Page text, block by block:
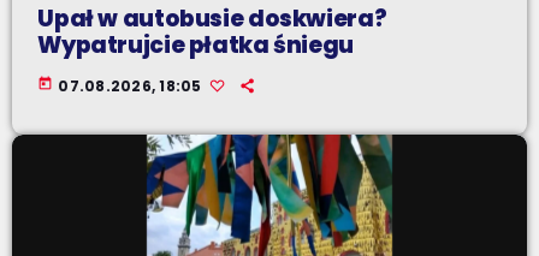
Upał w autobusie doskwiera?
Wypatrujcie płatka śniegu
today 07.08.2026, 18:05